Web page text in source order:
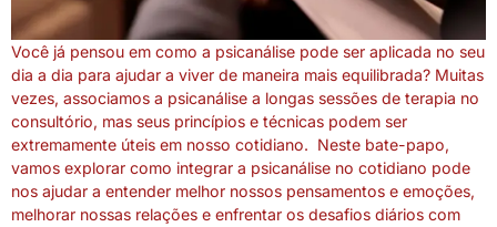
Você já pensou em como a psicanálise pode ser aplicada no seu
dia a dia para ajudar a viver de maneira mais equilibrada? Muitas
vezes, associamos a psicanálise a longas sessões de terapia no
consultório, mas seus princípios e técnicas podem ser
extremamente úteis em nosso cotidiano. Neste bate-papo,
vamos explorar como integrar a psicanálise no cotidiano pode
nos ajudar a entender melhor nossos pensamentos e emoções,
melhorar nossas relações e enfrentar os desafios diários com